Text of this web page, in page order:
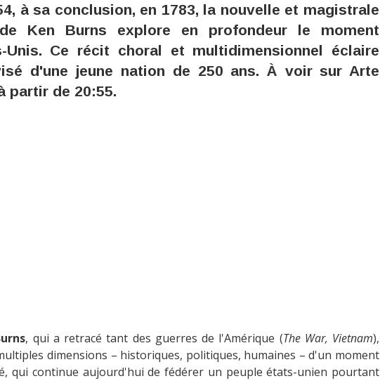
à sa conclusion, en 1783, la nouvelle et magistrale
Ken Burns explore en profondeur le moment
Unis. Ce récit choral et multidimensionnel éclaire
d'une jeune nation de 250 ans. À voir sur Arte
partir de 20:55.
, qui a retracé tant des guerres de l'Amérique (The War, Vietnam),
dimensions – historiques, politiques, humaines – d'un moment
qui continue aujourd'hui de fédérer un peuple états-unien pourtant